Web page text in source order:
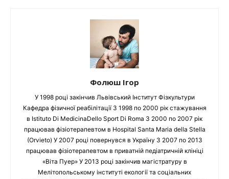
Фолюш Ігор
У 1998 році закінчив Львівський Інститут Фізкультури
Кафедра фізичної реабілітації З 1998 по 2000 рік стажування
в Istituto Di MedicinaDello Sport Di Roma З 2000 по 2007 рік
працював фізіотерапевтом в Hospital Santa Maria della Stella
(Orvieto) У 2007 році повернувся в Україну З 2007 по 2013
працював фізіотерапевтом в приватній педіатричній клініці
«Віта Пуер» У 2013 році закінчив магістратуру в
Мелітопольському інституті екології та соціальних